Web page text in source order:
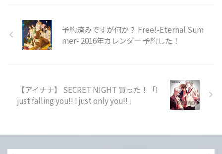
予約済みですが何か？ Free!-Eternal Sum
mer- 2016年カレンダー 予約した！
【アイナナ】 SECRET NIGHT 買った！「I
just falling you!! I just only you!!」